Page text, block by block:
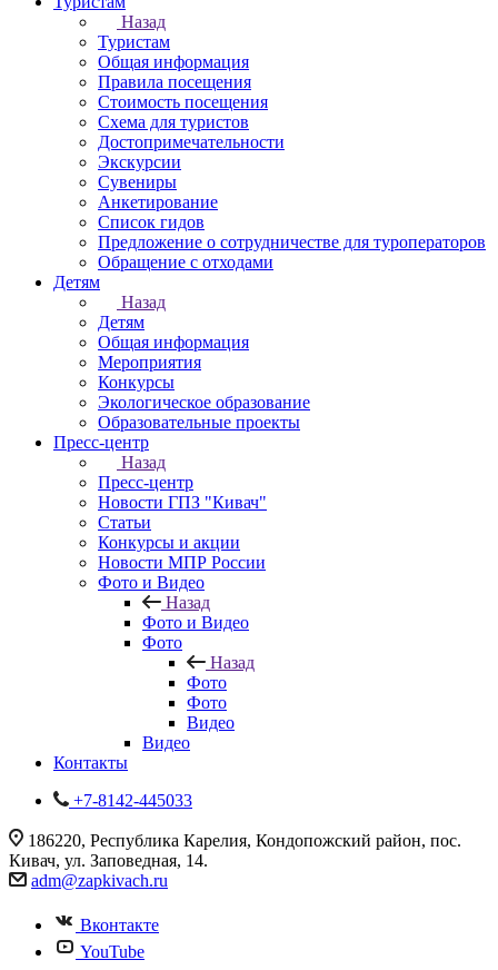
Назад
Туристам
Общая информация
Правила посещения
Стоимость посещения
Схема для туристов
Достопримечательности
Экскурсии
Сувениры
Анкетирование
Список гидов
Предложение о сотрудничестве для туроператоров
Обращение с отходами
Детям
Назад
Детям
Общая информация
Мероприятия
Конкурсы
Экологическое образование
Образовательные проекты
Пресс-центр
Назад
Пресс-центр
Новости ГПЗ "Кивач"
Статьи
Конкурсы и акции
Новости МПР России
Фото и Видео
Назад
Фото и Видео
Фото
Назад
Фото
Фото
Видео
Видео
Контакты
+7-8142-445033
186220, Республика Карелия, Кондопожский район, пос.
Кивач, ул. Заповедная, 14.
adm@zapkivach.ru
Вконтакте
YouTube